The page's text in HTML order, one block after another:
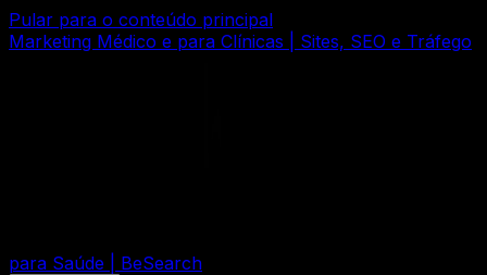
Pular para o conteúdo principal
Marketing Médico e para Clínicas | Sites, SEO e Tráfego
para Saúde | BeSearch